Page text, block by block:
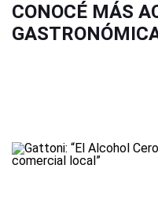
CONOCÉ MÁS